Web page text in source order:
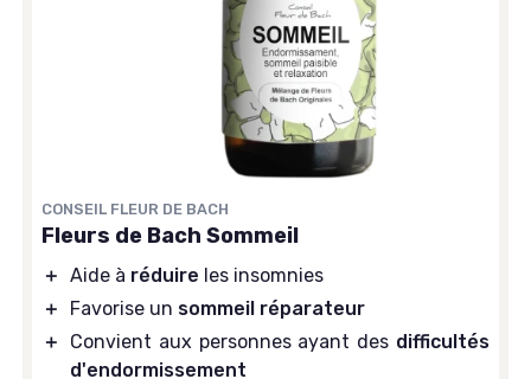
CONSEIL FLEUR DE BACH
Fleurs de Bach Sommeil
＋ Aide à réduire les insomnies
＋
Favorise un sommeil réparateur
＋
Convient aux personnes ayant des difficultés
d'endormissement